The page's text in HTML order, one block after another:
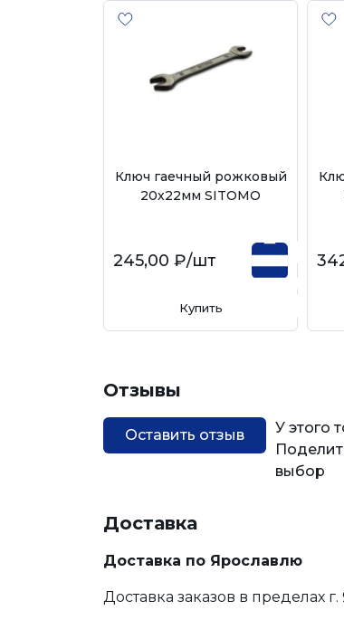
Ключ гаечный рожковый
20х22мм SITOMO
245,00 ₽/шт
Купить
Отзывы
Оставить отзыв
У этого
выбор
Доставка
Доставка по Ярославлю
Доставка заказов в пределах